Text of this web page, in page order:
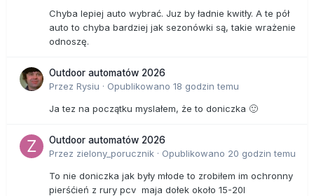
Chyba lepiej auto wybrać. Juz by ładnie kwitły. A te pół
auto to chyba bardziej jak sezonówki są, takie wrażenie
odnoszę.
Outdoor automatów 2026
Przez Rysiu · Opublikowano 18 godzin temu
Ja tez na początku myslałem, że to doniczka 🙂
Outdoor automatów 2026
Przez zielony_porucznik · Opublikowano 20 godzin temu
To nie doniczka jak były młode to zrobiłem im ochronny
pierśćień z rury pcv maja dołek około 15-20l